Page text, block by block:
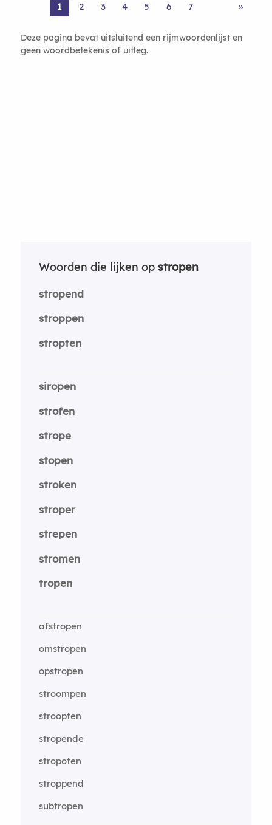
1 2 3 4 5 6 7 »
Deze pagina bevat uitsluitend een rijmwoordenlijst en
geen woordbetekenis of uitleg.
Woorden die lijken op stropen
stropend
stroppen
stropten
siropen
strofen
strope
stopen
stroken
stroper
strepen
stromen
tropen
afstropen
omstropen
opstropen
stroompen
stroopten
stropende
stropoten
stroppend
subtropen